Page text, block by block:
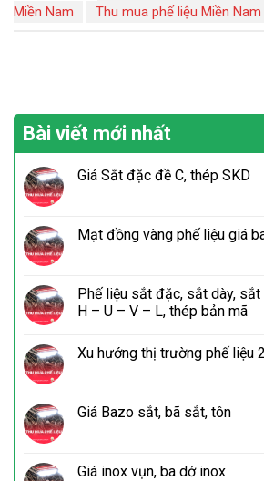
Miền Nam
Thu mua phế liệu Miền Nam
Bài viết mới nhất
Giá Sắt đặc đề C, thép SKD
Mạt đồng vàng phế liệu giá
Phế liệu sắt đặc, sắt dày,
H – U – V – L, thép bản mã
Xu hướng thị trường phế liệu
Giá Bazo sắt, bã sắt, tôn
Giá inox vụn, ba dớ inox